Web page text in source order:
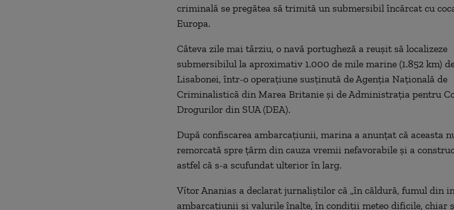
criminală se pregătea să trimită un submersibil încărcat cu
Europa.
Câteva zile mai târziu, o navă portugheză a reușit să localizeze
submersibilul la aproximativ 1.000 de mile marine (1.852 km)
Lisabonei, într-o operațiune susținută de Agenția Națională de
Criminalistică din Marea Britanie și de Administrația pentru
Drogurilor din SUA (DEA).
După confiscarea ambarcațiunii, marina a anunțat că aceasta
remorcată spre țărm din cauza vremii nefavorabile și a
astfel că s-a scufundat ulterior în larg.
Vítor Ananias a declarat jurnaliștilor că „în căldură, fumul din
ambarcațiunii și valurile înalte, în condiții meteo dificile, chiar